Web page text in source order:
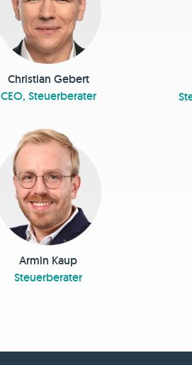
Christian Gebert
CEO, Steuerberater
Armin Kaup
Steuerberater